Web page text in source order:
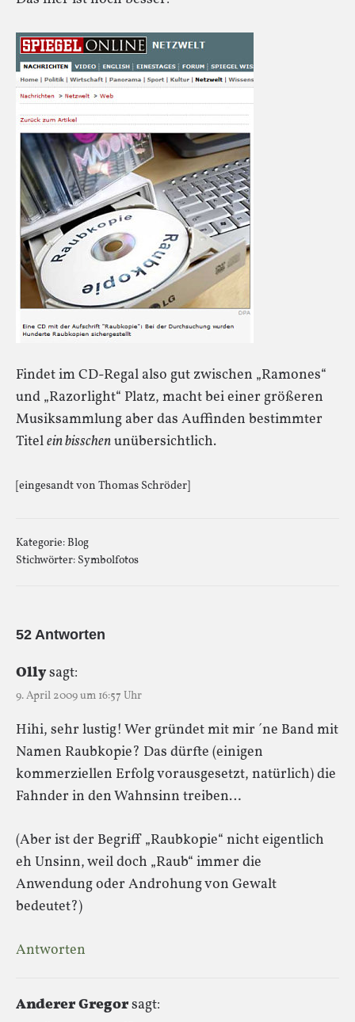
Findet im CD-Regal also gut zwischen „Ramones“
und „Razorlight“ Platz, macht bei einer größeren
Musiksammlung aber das Auffinden bestimmter
Titelein bisschenunübersichtlich.
[eingesandt von Thomas Schröder]
Kategorie:Blog
Stichwörter: Symbolfotos
52 Antworten
Ollysagt:
9. April 2009 um 16:57 Uhr
Hihi, sehr lustig! Wer gründet mit mir ´ne Band mit
Namen Raubkopie? Das dürfte (einigen
kommerziellen Erfolg vorausgesetzt, natürlich) die
Fahnder in den Wahnsinn treiben…
(Aber ist der Begriff „Raubkopie“ nicht eigentlich
eh Unsinn, weil doch „Raub“ immer die
Anwendung oder Androhung von Gewalt
bedeutet?)
Antworten
Anderer Gregorsagt: